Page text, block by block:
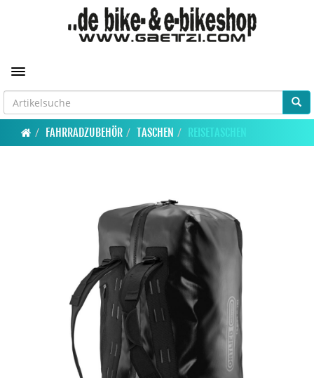
Toggle navigation
FAHRRADZUBEHÖR TASCHEN REISETASCHEN